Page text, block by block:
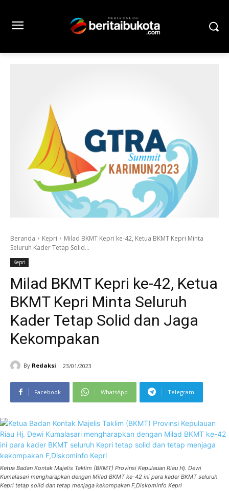
Beranda Kepri
Milad BKMT Kepri ke-42, Ketua BKMT Kepri Minta
Seluruh Kader Tetap Solid...
Kepri
Milad BKMT Kepri ke-42, Ketua
BKMT Kepri Minta Seluruh
Kader Tetap Solid dan Jaga
Kekompakan
By Redaksi 23/01/2023
Facebook WhatsApp Telegram
Ketua Badan Kontak Majelis Taklim (BKMT) Provinsi Kepulauan Riau Hj. Dewi
Kumalasari mengharapkan dengan Milad BKMT ke-42 ini para kader BKMT seluruh
Kepri tetap solid dan tetap menjaga kekompakan F,Diskominfo Kepri